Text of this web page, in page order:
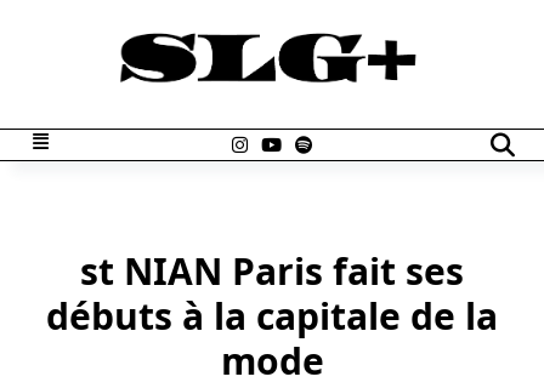
st NIAN Paris fait ses
débuts à la capitale de la
mode